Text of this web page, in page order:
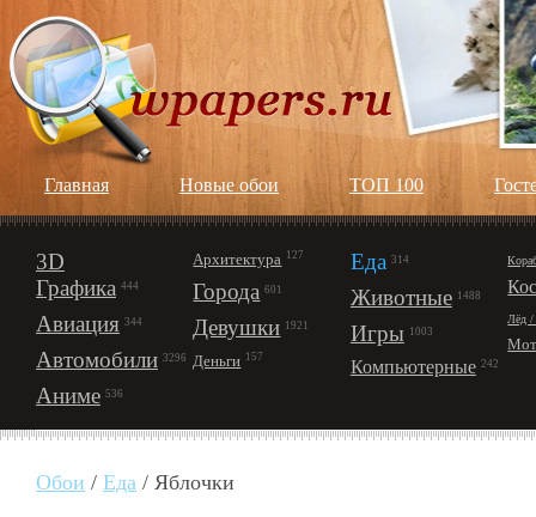
Главная Новые обои ТОП 100
3D
Графика 444
Авиация 344
Автомобили 3296
Аниме 536
Архитектура 127
Города 601
Девушки 1921
Деньги 157
Еда 314
Животные 1488
Игры 1003
Компьютерные 242
Лёд
Обои / Еда / Яблочки